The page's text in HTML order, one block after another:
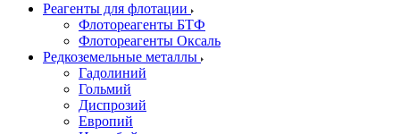
Реагенты для флотации
Флотореагенты БТФ
Флотореагенты Оксаль
Редкоземельные металлы
Гадолиний
Гольмий
Диспрозий
Европий